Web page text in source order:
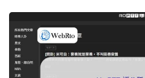
Mo